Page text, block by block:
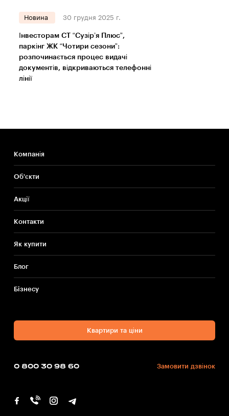
Новина 30 грудня 2025 г.
Інвесторам СТ “Сузір’я Плюс”,
паркінг ЖК “Чотири сезони”:
розпочинається процес видачі
документів, відкриваються телефонні
лінії
Компанія
Об'єкти
Акції
Контакти
Як купити
Блог
Бiзнесу
Квартири та ціни
0 800 30 98 60 Замовити дзвінок